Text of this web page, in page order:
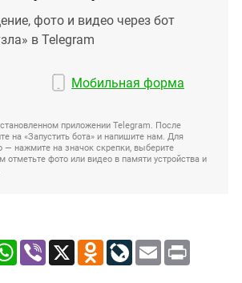
фото и видео через бот
в Telegram
Мобильная форма
приложении Telegram. После
на «Запустить бота» и напишите нам. Для
— нажмите на значок скрепки, выберите
отметьте фото или видео в памяти устройства и
WhatsApp
Viber X Odnoklassniki
LiveJournal
Email Print